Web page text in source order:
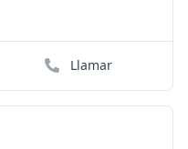
Llamar